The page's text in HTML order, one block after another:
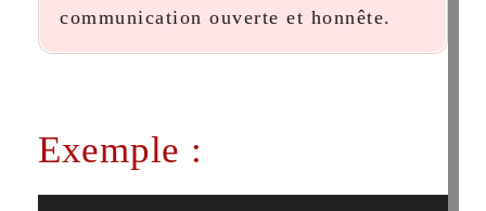
communication ouverte et honnête.
Exemple :